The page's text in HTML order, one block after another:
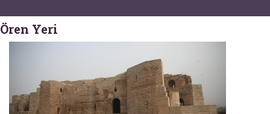
Ören Yeri